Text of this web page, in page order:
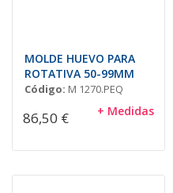
MOLDE HUEVO PARA
ROTATIVA 50-99MM
Código: M 1270.PEQ
86,50 € + Medidas